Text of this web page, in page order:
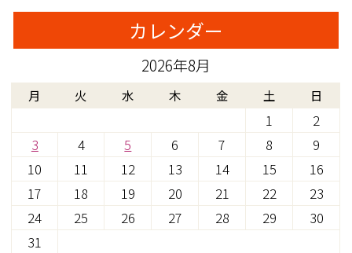
カレンダー
2026年8月
月 火 水 木 金 土 日
1
2
3
4 5 6 7 8
9
10
11 12 13 14 15
16
17
18 19 20 21 22
23
24
25 26 27 28 29
30
31